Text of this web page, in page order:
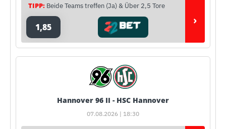
TIPP: Beide Teams treffen (Ja) & Über 2,5 Tore
1,85 ›
Hannover 96 II - HSC Hannover
07.08.2026 | 18:30